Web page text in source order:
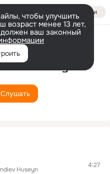
Войти
чтобы улучшить
возраст менее 13 лет,
ваш законный
Huseyn
Слушать
Huseyn
4:27